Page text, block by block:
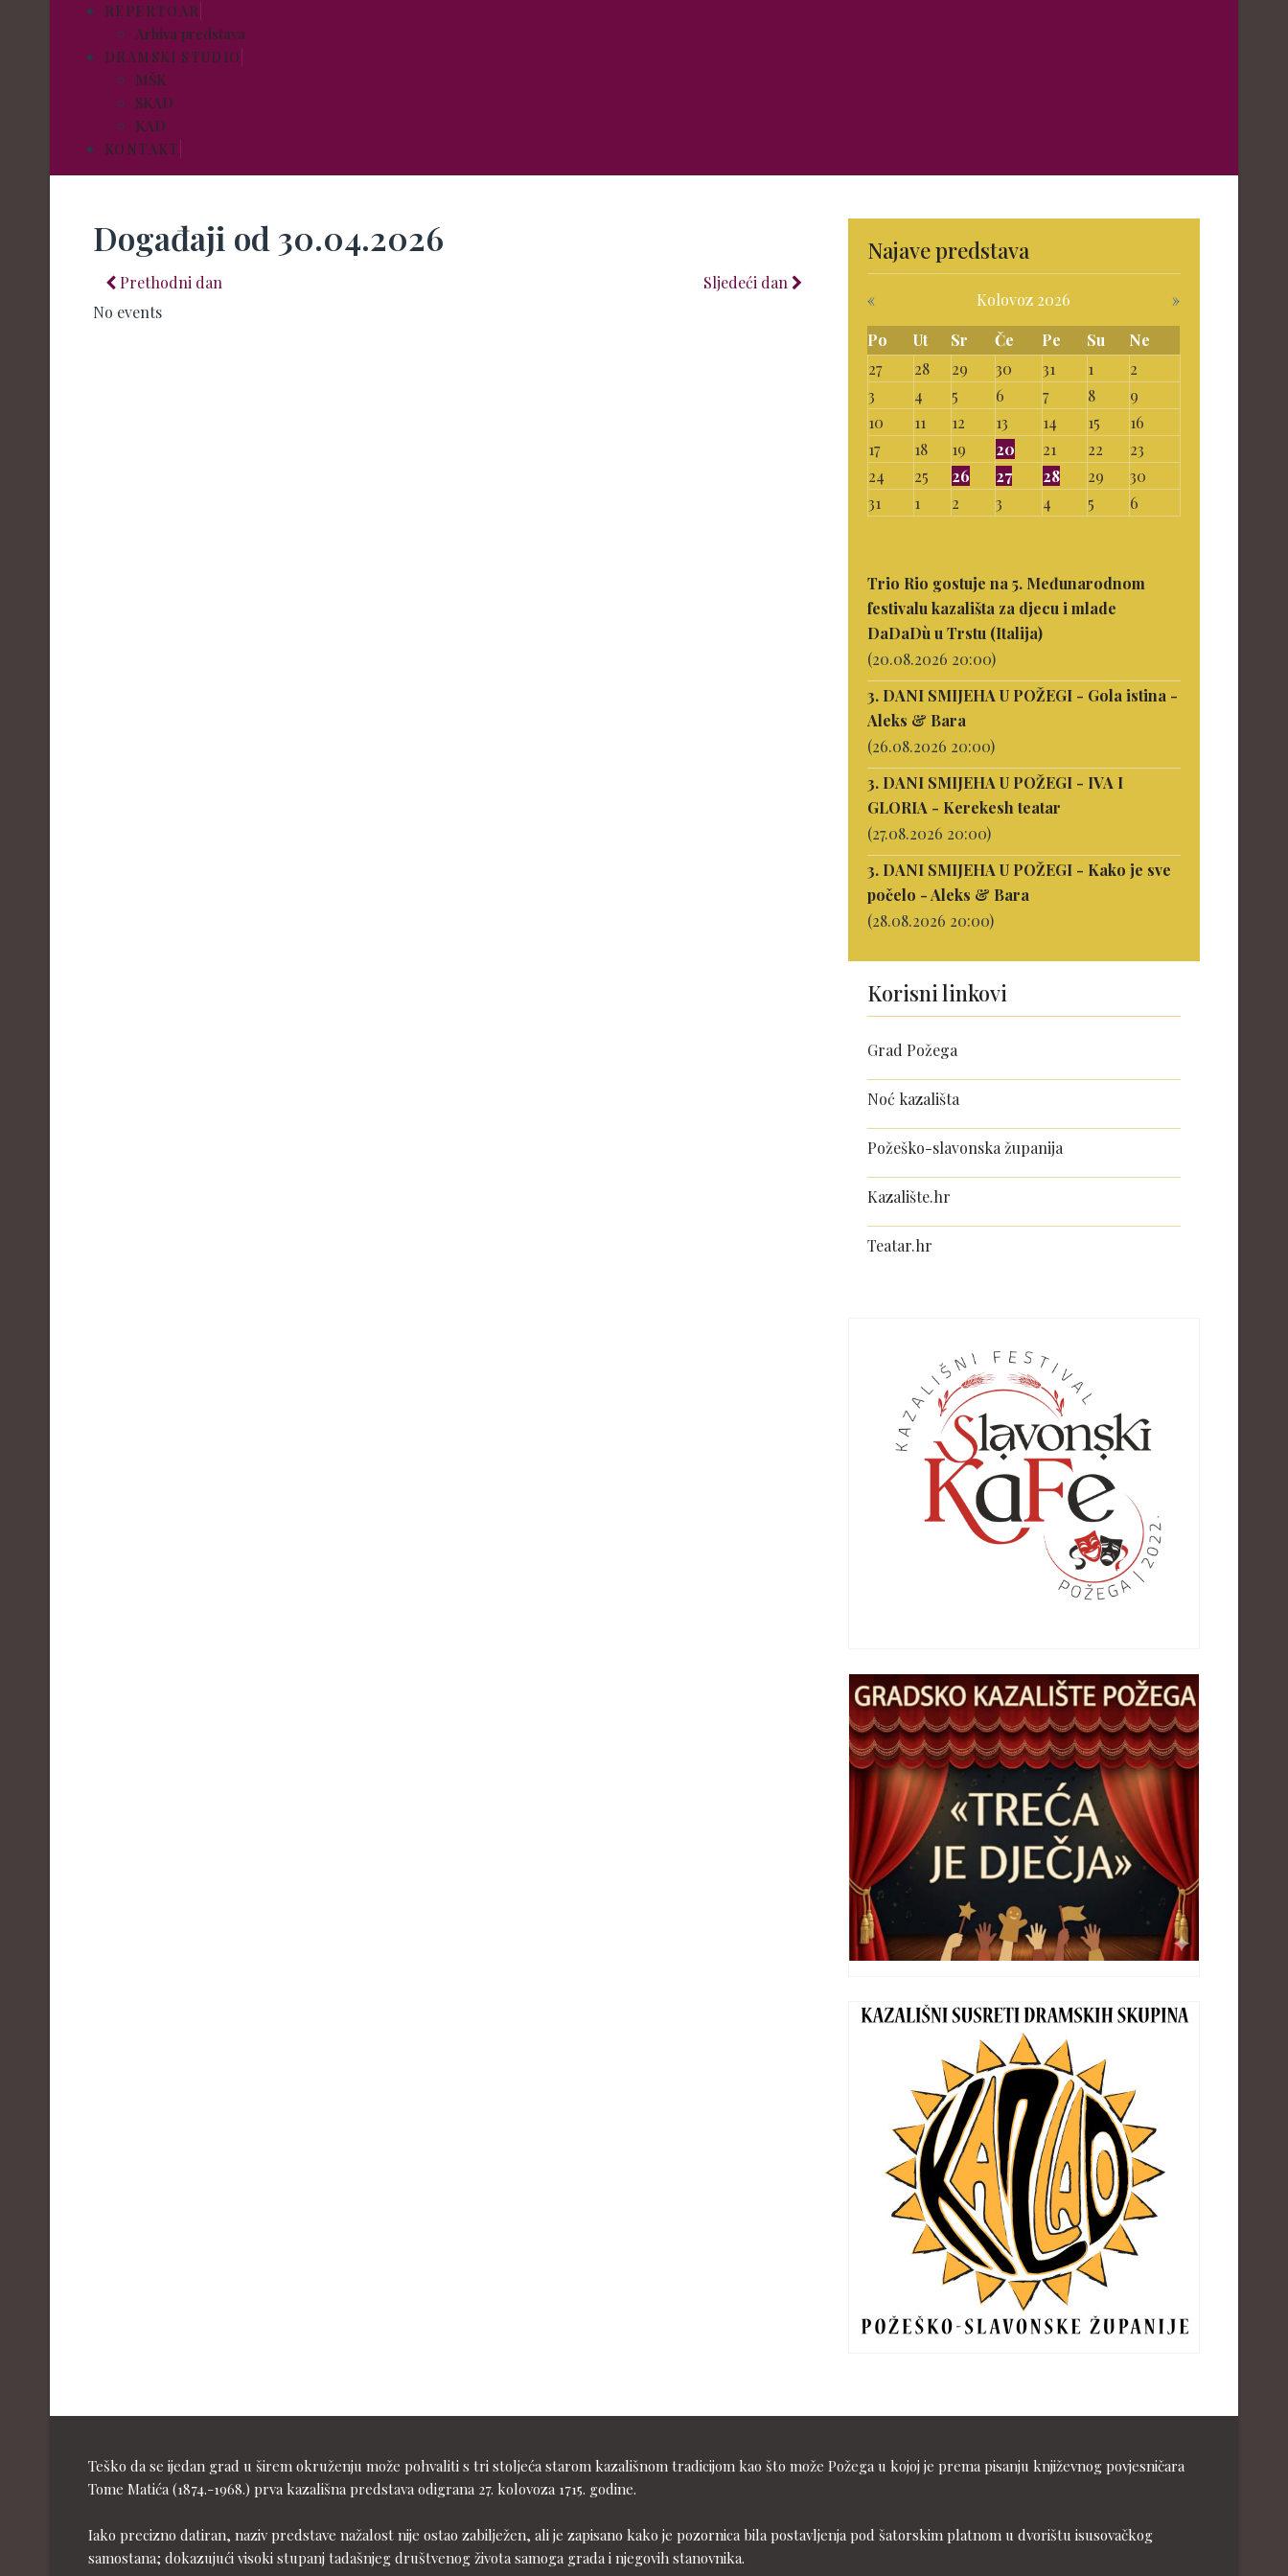
REPERTOAR
Arhiva predstava
DRAMSKI STUDIO
MŠK
SKAD
KAD
KONTAKT
Događaji od 30.04.2026
Prethodni dan
Sljedeći dan
No events
Najave predstava
« Kolovoz 2026
»
Po
Ut Sr Če Pe Su
Ne
27
28 29 30 31 1
2
3
4 5 6 7 8
9
10
11 12 13 14 15
16
17
18 19 20 21 22
23
24
25 26 27 28 29
30
31
1 2 3 4 5 6
Trio Rio gostuje na 5. Međunarodnom
festivalu kazališta za djecu i mlade
DaDaDù u Trstu (Italija)
(20.08.2026 20:00)
3. DANI SMIJEHA U POŽEGI - Gola istina -
Aleks & Bara
(26.08.2026 20:00)
3. DANI SMIJEHA U POŽEGI - IVA I
GLORIA - Kerekesh teatar
(27.08.2026 20:00)
3. DANI SMIJEHA U POŽEGI - Kako je sve
počelo - Aleks & Bara
(28.08.2026 20:00)
Korisni linkovi
Grad Požega
Noć kazališta
Požeško-slavonska županija
Kazalište.hr
Teatar.hr
Teško da se ijedan grad u širem okruženju može pohvaliti s tri stoljeća starom kazališnom tradicijom kao što može Požega u kojoj je prema pisanju književnog povjesničara
Tome Matića (1874.-1968.) prva kazališna predstava odigrana 27. kolovoza 1715. godine.
Iako precizno datiran, naziv predstave nažalost nije ostao zabilježen, ali je zapisano kako je pozornica bila postavljenja pod šatorskim platnom u dvorištu isusovačkog
samostana; dokazujući visoki stupanj tadašnjeg društvenog života samoga grada i njegovih stanovnika.